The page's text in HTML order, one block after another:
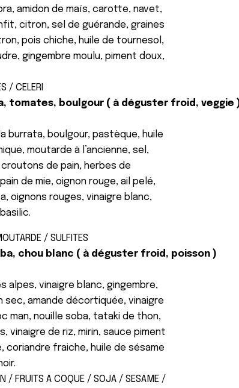
amidon de maïs, carotte, navet,
citron, sel de guérande, graines
pois chiche, huile de tournesol,
gingembre moulu, piment doux,
/ CELERI
tomates, boulgour ( à déguster froid, veggie
burrata, boulgour, pastèque, huile
moutarde à l’ancienne, sel,
de pain, herbes de
de mie, oignon rouge, ail pelé,
oignons rouges, vinaigre blanc,
/ SULFITES
chou blanc ( à déguster froid, poisson )
alpes, vinaigre blanc, gingembre,
sec, amande décortiquée, vinaigre
man, nouille soba, tataki de thon,
vinaigre de riz, mirin, sauce piment
fraiche, huile de sésame
/ FRUITS A COQUE / SOJA / SESAME /